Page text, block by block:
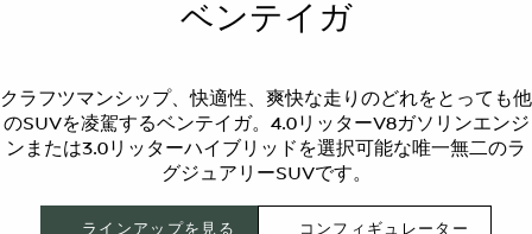
ベンテイガ
クラフツマンシップ、快適性、爽快な走りのどれをとっても他
のSUVを凌駕するベンテイガ。4.0リッターV8ガソリンエンジ
ンまたは3.0リッターハイブリッドを選択可能な唯一無二のラ
グジュアリーSUVです。
ラインアップを見る コンフィギュレーター